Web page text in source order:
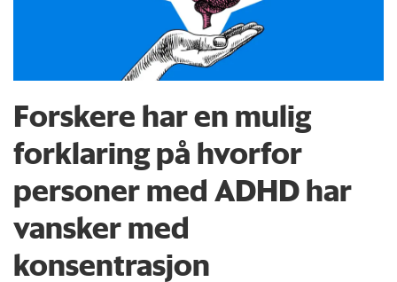
Forskere har en mulig
forklaring på hvorfor
personer med ADHD har
vansker med
konsentrasjon